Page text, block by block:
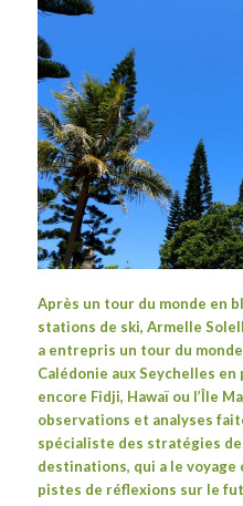
Après un tour du monde en
stations de ski, Armelle
a entrepris un tour du
Calédonie aux Seychelles
encore Fidji, Hawaï ou l’Île
observations et analyses
spécialiste des stratégies de
destinations, qui a le
pistes de réflexions sur le